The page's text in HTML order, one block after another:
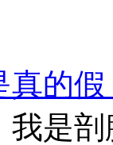
真的假
我是